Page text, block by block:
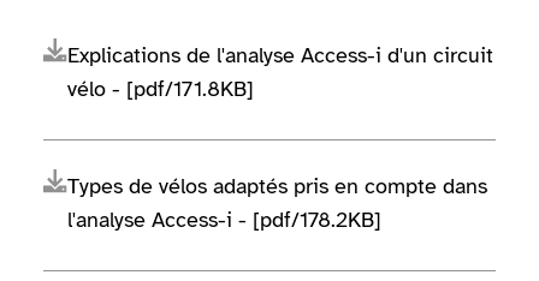
Explications de l'analyse Access-i d'un circuit
vélo - [pdf/171.8KB]
Types de vélos adaptés pris en compte dans
l'analyse Access-i - [pdf/178.2KB]